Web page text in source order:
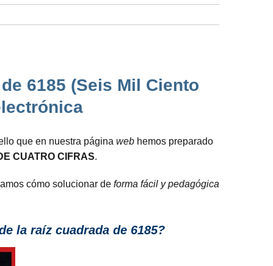
6185 (Seis Mil Ciento
que en nuestra página web hemos preparado
CUATRO CIFRAS.
cómo solucionar de forma fácil y pedagógica
la raíz cuadrada de 6185?